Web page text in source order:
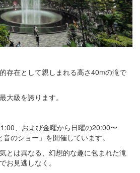
存在として親しまれる高さ40mの滝で
大級を誇ります。
、および金曜から日曜の20:00〜
のショー」を開催しています。
とは異なる、幻想的な趣に包まれた滝
お見逃しなく。